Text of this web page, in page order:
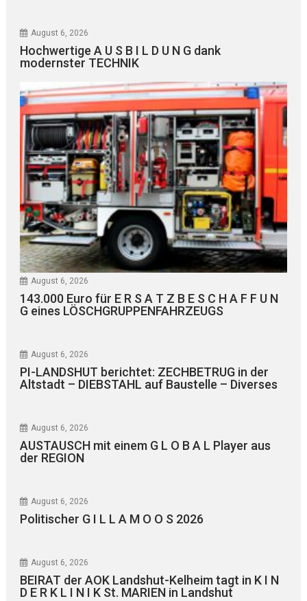
August 6, 2026
Hochwertige A U S B I L D U N G dank
modernster TECHNIK
August 6, 2026
143.000 Euro für E R S A T Z B E S C H A F F U N
G eines LÖSCHGRUPPENFAHRZEUGS
August 6, 2026
PI-LANDSHUT berichtet: ZECHBETRUG in der
Altstadt – DIEBSTAHL auf Baustelle – Diverses
August 6, 2026
AUSTAUSCH mit einem G L O B A L Player aus
der REGION
August 6, 2026
Politischer G I L L A M O O S 2026
August 6, 2026
BEIRAT der AOK Landshut-Kelheim tagt in K I N
D E R K L I N I K St. MARIEN in Landshut